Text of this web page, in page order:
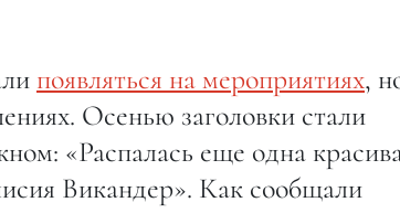
появляться на мероприятиях,
Осенью заголовки стали
«Распалась еще одна
Викандер». Как сообщали